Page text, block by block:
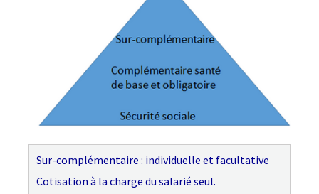
Sur-complémentaire : individuelle et facultative
Cotisation à la charge du salarié seul.